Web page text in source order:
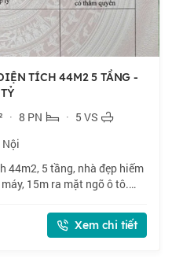
TÍCH 44M2 5 TẦNG -
· 8 PN · 5 VS
44m2, 5 tầng, nhà đẹp hiếm
15m ra mặt ngõ ô tô.
Xem chi tiết